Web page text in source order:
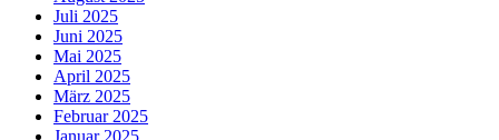
Juli 2025
Juni 2025
Mai 2025
April 2025
März 2025
Februar 2025
Januar 2025